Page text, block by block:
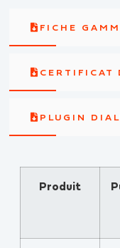
FICHE
CERTIFICAT
PLUGIN
Produit